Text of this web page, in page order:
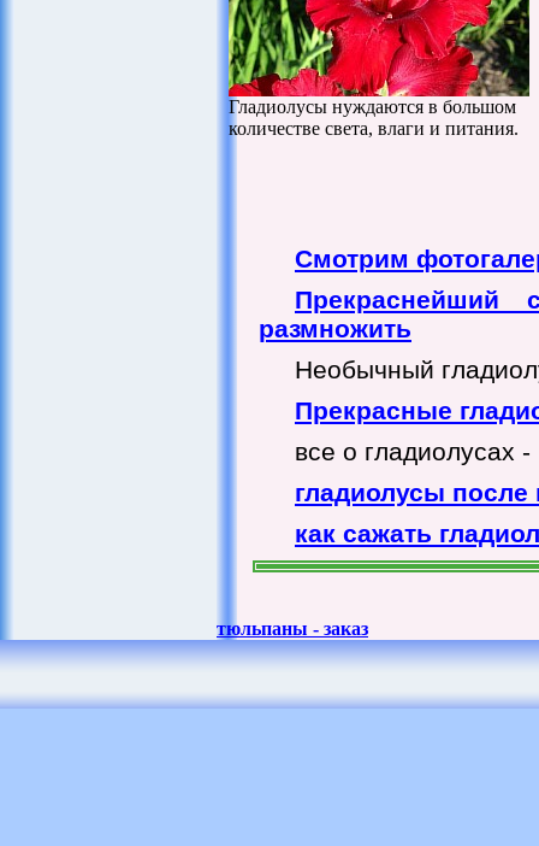
Гладиолусы нуждаются в большом
количестве света, влаги и питания.
Смотрим
Прекраснейший
размножить
Необычный
Прекрасные
все о гладиолусах
гладиолусы после
как сажать
тюльпаны - заказ